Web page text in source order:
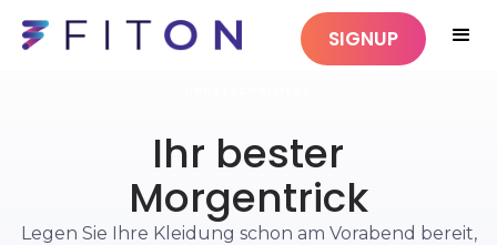
SIGNUP
Ihr bester
Morgentrick
Legen Sie Ihre Kleidung schon am Vorabend bereit,